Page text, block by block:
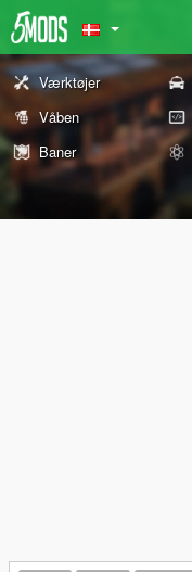
Værktøjer
Våben
Baner